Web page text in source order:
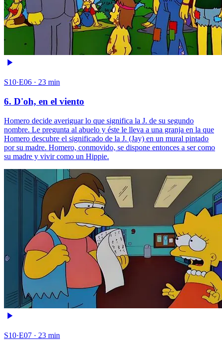
S10·E06 · 23 min
6. D'oh, en el viento
Homero decide averiguar lo que significa la J. de su segundo
nombre. Le pregunta al abuelo y éste le lleva a una granja en la que
Homero descubre el significado de la J. (Jay) en un mural pintado
por su madre. Homero, conmovido, se dispone entonces a ser como
su madre y vivir como un Hippie.
S10·E07 · 23 min